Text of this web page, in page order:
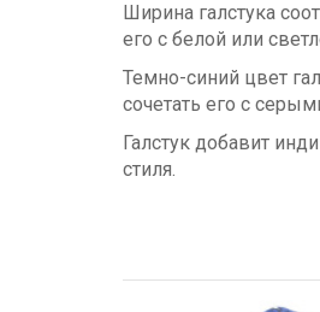
Ширина галстука
его с белой или
Темно-синий цвет
сочетать его с
Галстук добавит
стиля.